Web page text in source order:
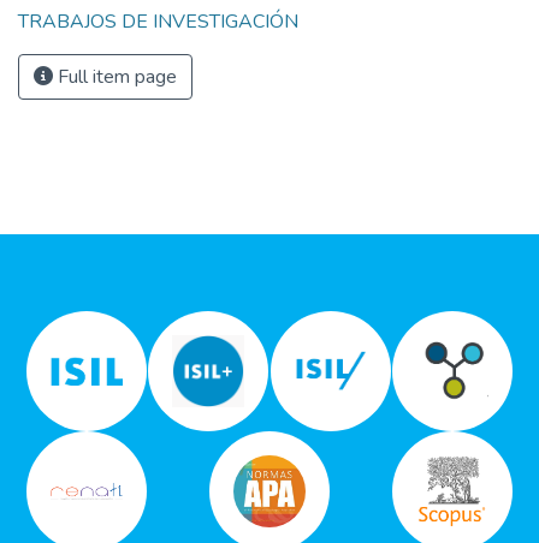
TRABAJOS DE INVESTIGACIÓN
Full item page